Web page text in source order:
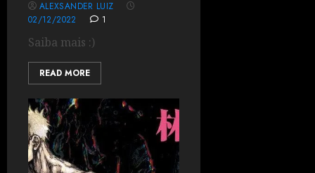
ALEXSANDER LUIZ
02/12/2022
1
Saiba mais :)
READ MORE